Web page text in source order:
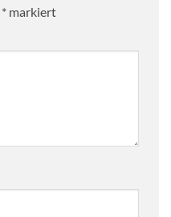
* markiert